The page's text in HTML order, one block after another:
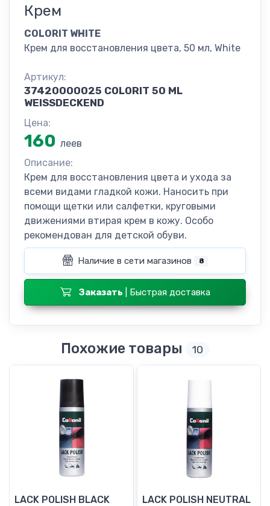
Крем
COLORIT WHITE
Крем для восстановления цвета, 50 мл, White
Артикул:
37420000025 COLORIT 50 ML
WEISSDECKEND
Цена:
160 леев
Описание:
Крем для восстановления цвета и ухода за
всеми видами гладкой кожи. Наносить при
помощи щетки или салфетки, круговыми
движениями втирая крем в кожу. Особо
рекомендован для детской обуви.
Наличие в сети магазинов 8
Заказать | Быстрая доставка
Похожие товары 10
LACK POLISH BLACK LACK POLISH NEUTRAL